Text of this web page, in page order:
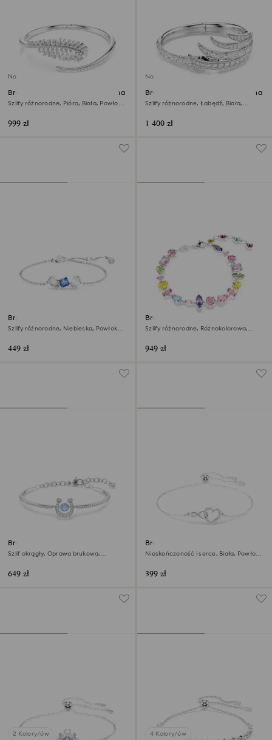
Nowość
Bransoletka typu bangle Vienna
Szlify różnorodne, Pióro, Biała, Powłoka
999 zł
Nowość
Bransoletka typu bangle Vienna
Szlify różnorodne, Łabędź, Biała,
1 400 zł
Bransoletka Mesmera
Szlify różnorodne, Niebieska, Powłoka z
449 zł
Bransoletka Gema
Szlify różnorodne, Różnokolorowa,
949 zł
Bransoletka typu bangle
Symbolica
Szlif okrągły, Oprawa brukowa,
649 zł
Bransoletka Hyperbola
Nieskończoność i serce, Biała, Powłoka
399 zł
2 Kolory/ów 4 Kolory/ów